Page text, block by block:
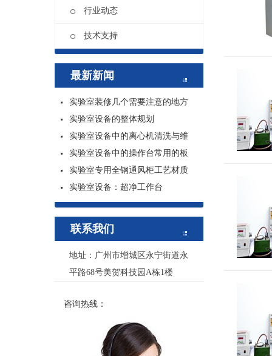
行业动态
技术支持
最新新闻
实验室装修几个需要注意的地方
实验室设备的整体规划
实验室设备中的离心机清洗与维
实验室设备中的操作台常用的板
实验室专用全钢通风柜工艺材质
实验室设备：超净工作台
联系我们
地址：广州市增城区永宁街道永
平路68号美贺科技园A栋1楼
咨询热线：